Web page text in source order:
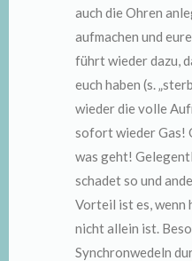
auch die Ohren
aufmachen und
führt wieder dazu,
euch haben (s.
wieder die volle
sofort wieder Gas!
was geht!
schadet so und
Vorteil ist es, wenn
nicht allein ist.
Synchronwedeln